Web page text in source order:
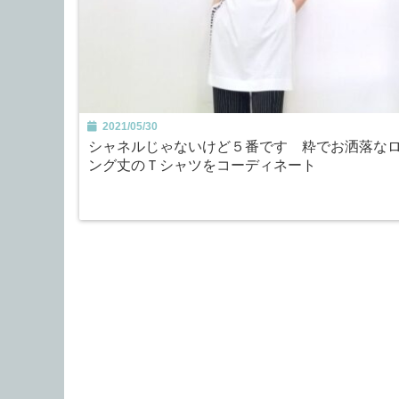
2021/05/30
シャネルじゃないけど５番です 粋でお洒落な
ング丈のＴシャツをコーディネート